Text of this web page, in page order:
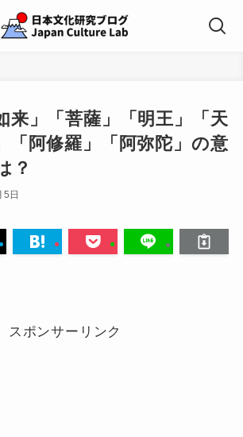
来」「菩薩」「明王」「天
「阿修羅」「阿弥陀」の意
？
日
スポンサーリンク